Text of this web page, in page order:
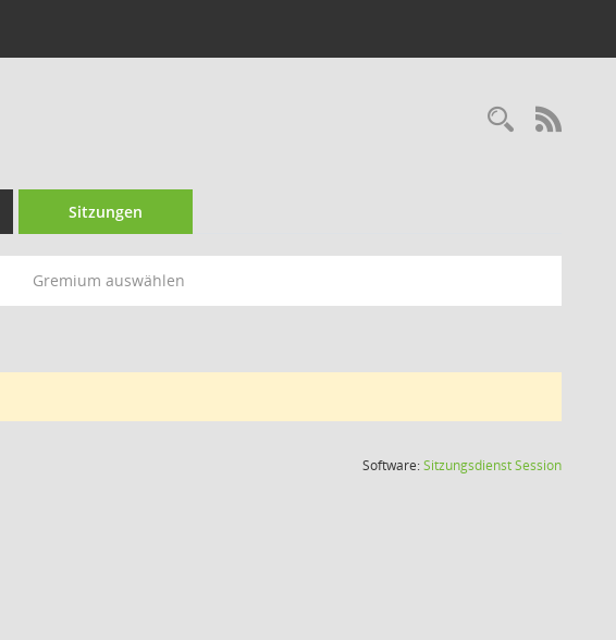
Sitzungen
Gremium auswählen
Software:SitzungsdienstSession(Wird in